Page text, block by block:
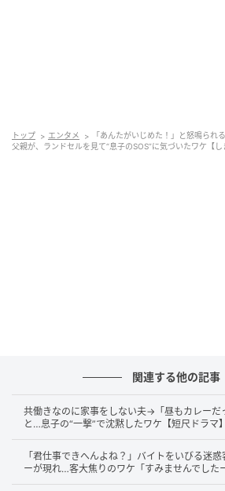
金属バットを手に怒鳴り込んでき
樹（ゆうき）の母親です。
「あんたがいじめたせいだからね！
彼女は険しい顔で奏斗とその母親
傍らには、三角巾で腕を固定した
トップ エンタメ
「あんたがいじめた！」と怒鳴ら
父親が、ランドセルを見て“息子のSOS”に気づいたワケ【し
関連する他の記事
共働きなのに家事をしない夫→「昼もカレーだ
と…息子の“一撃”で沈黙したワケ【短尺ドラマ】
「君仕事できへんよね？」バイトをいびる迷
ーが現れ…客大焦りのワケ「すみませんでした